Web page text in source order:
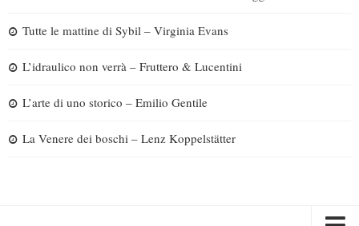
Tutte le mattine di Sybil – Virginia Evans
L’idraulico non verrà – Fruttero & Lucentini
L’arte di uno storico – Emilio Gentile
La Venere dei boschi – Lenz Koppelstätter